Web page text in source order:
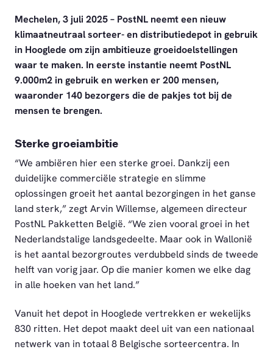
Mechelen, 3 juli 2025 – PostNL neemt een nieuw
klimaatneutraal sorteer- en distributiedepot in gebruik
in Hooglede om zijn ambitieuze groeidoelstellingen
waar te maken. In eerste instantie neemt PostNL
9.000m2 in gebruik en werken er 200 mensen,
waaronder 140 bezorgers die de pakjes tot bij de
mensen te brengen.
Sterke groeiambitie
“We ambiëren hier een sterke groei. Dankzij een
duidelijke commerciële strategie en slimme
oplossingen groeit het aantal bezorgingen in het ganse
land sterk,” zegt Arvin Willemse, algemeen directeur
PostNL Pakketten België. “We zien vooral groei in het
Nederlandstalige landsgedeelte. Maar ook in Wallonië
is het aantal bezorgroutes verdubbeld sinds de tweede
helft van vorig jaar. Op die manier komen we elke dag
in alle hoeken van het land.”
Vanuit het depot in Hooglede vertrekken er wekelijks
830 ritten. Het depot maakt deel uit van een nationaal
netwerk van in totaal 8 Belgische sorteercentra. In